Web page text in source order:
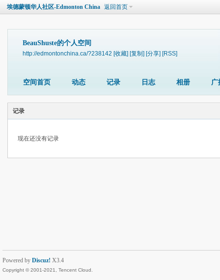
埃德蒙顿华人社区-Edmonton China 返回首页
BeauShuste的个人空间
http://edmontonchina.ca/?238142 [收藏] [复制] [分享] [RSS]
空间首页 动态 记录 日志 相册 广
记录
现在还没有记录
Powered by Discuz! X3.4
Copyright © 2001-2021, Tencent Cloud.